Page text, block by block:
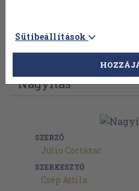
Vissza az előző oldalra
Nagyítás
SZERZŐ
Julio Cortázar
SZERKESZTŐ
Csép Attila
Sütibeállítások